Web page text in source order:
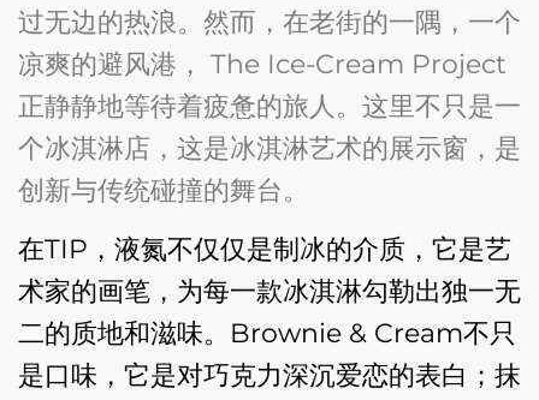
过无边的热浪。然而，在老街的一隅，一个
凉爽的避风港， The Ice-Cream Project
正静静地等待着疲惫的旅人。这里不只是一
个冰淇淋店，这是冰淇淋艺术的展示窗，是
创新与传统碰撞的舞台。
在TIP，液氮不仅仅是制冰的介质，它是艺
术家的画笔，为每一款冰淇淋勾勒出独一无
二的质地和滋味。Brownie & Cream不只
是口味，它是对巧克力深沉爱恋的表白；抹